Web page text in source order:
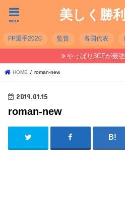
美しく勝
menu
FP選手2020 監督 各国代表
やっぱり3CFが最
HOME roman-new
2019.01.15
roman-new